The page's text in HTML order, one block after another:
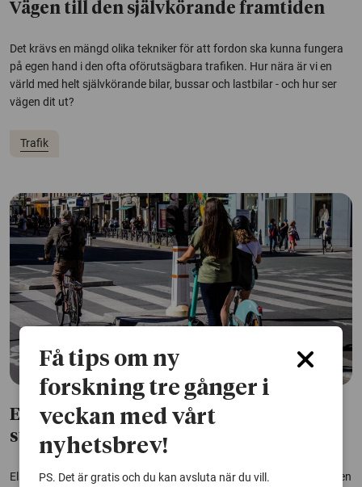
Vägen till den självkörande framtiden
Det krävs en mängd olika tekniker för att fordon ska kunna fungera
på egen hand i den ofta oförutsägbara trafiken. Hur nära är vi en
värld med helt självkörande bilar, bussar och lastbilar - och hur ser
vägen dit ut?
Trafik
Elcykel farligare än elsparkcykel i
stadstrafik
Elsparkcyklar har ofta pekats ut som farligare än elcyklar, men bilden
Få tips om ny
forskning tre gånger i
veckan med vårt
nyhetsbrev!
PS. Det är gratis och du kan avsluta när du vill.